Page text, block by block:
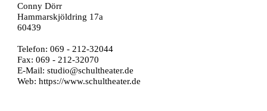
Conny Dörr
Hammarskjöldring 17a
60439
Telefon: 069 - 212-32044
Fax: 069 - 212-32070
E-Mail:studio@schultheater.de
Web:https://www.schultheater.de